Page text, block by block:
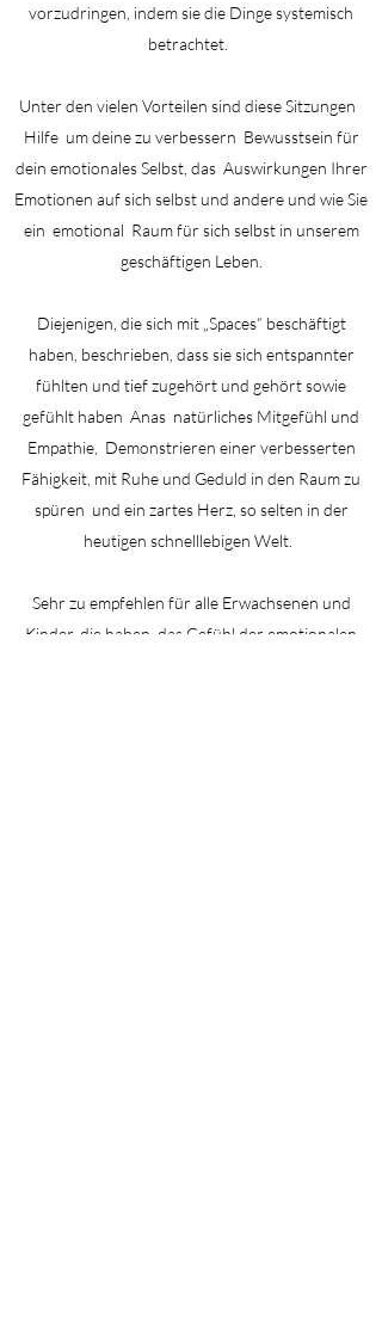
vorzudringen, indem sie die Dinge systemisch
betrachtet.
Unter den vielen Vorteilen sind diese Sitzungen
Hilfe um deine zu verbessern Bewusstsein für
dein emotionales Selbst, das Auswirkungen Ihrer
Emotionen auf sich selbst und andere und wie Sie
ein emotional Raum für sich selbst in unserem
geschäftigen Leben.
Diejenigen, die sich mit „Spaces“ beschäftigt
haben, beschrieben, dass sie sich entspannter
fühlten und tief zugehört und gehört sowie
gefühlt haben Anas natürliches Mitgefühl und
Empathie, Demonstrieren einer verbesserten
Fähigkeit, mit Ruhe und Geduld in den Raum zu
spüren und ein zartes Herz, so selten in der
heutigen schnelllebigen Welt.
Sehr zu empfehlen für alle Erwachsenen und
Kinder, die haben das Gefühl der emotionalen